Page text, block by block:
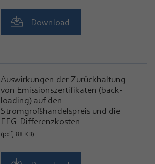
Download
Auswirkungen der Zurückhaltung
von Emissionszertifikaten (back-
loading) auf den
Stromgroßhandelspreis und die
EEG-Differenzkosten
(pdf, 88 KB)